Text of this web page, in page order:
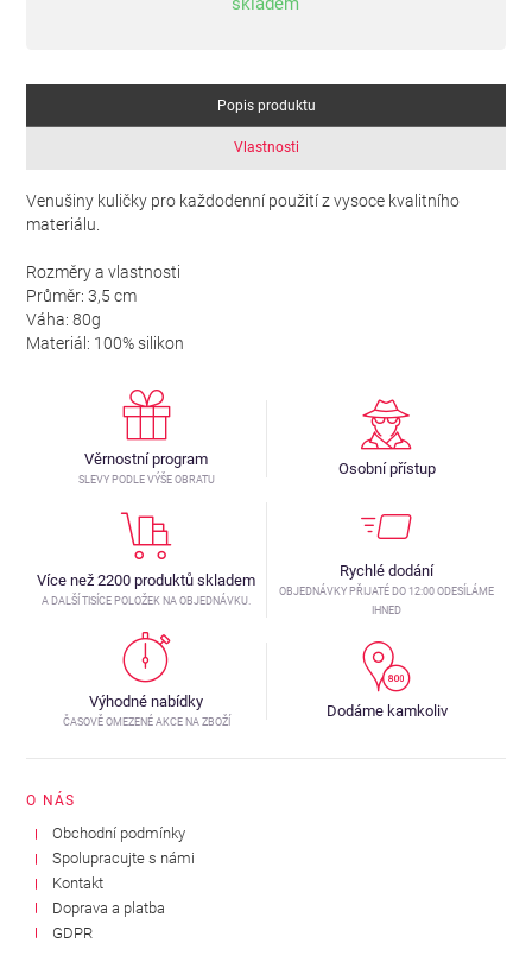
Popis produktu
Vlastnosti
Venušiny kuličky pro každodenní použití z vysoce kvalitního
materiálu.
Rozměry a vlastnosti
Průměr: 3,5 cm
Váha: 80g
Materiál: 100% silikon
Věrnostní program
SLEVY PODLE VÝŠE OBRATU
Osobní přístup
Více než 2200 produktů skladem
A DALŠÍ TISÍCE POLOŽEK NA OBJEDNÁVKU.
Rychlé dodání
OBJEDNÁVKY PŘIJATÉ DO 12:00 ODESÍLÁME
IHNED
Výhodné nabídky
ČASOVĚ OMEZENÉ AKCE NA ZBOŽÍ
Dodáme kamkoliv
O NÁS
Obchodní podmínky
Spolupracujte s námi
Kontakt
Doprava a platba
GDPR